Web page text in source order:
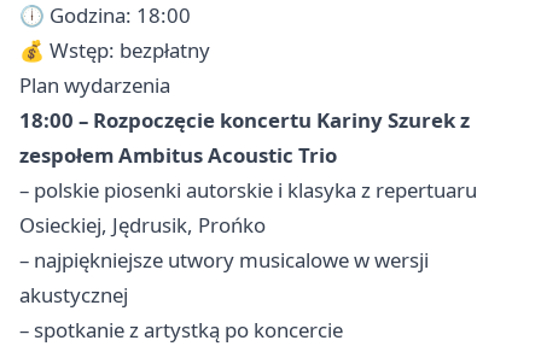
🕕 Godzina: 18:00
💰 Wstęp: bezpłatny
Plan wydarzenia
18:00 – Rozpoczęcie koncertu Kariny Szurek z
zespołem Ambitus Acoustic Trio
– polskie piosenki autorskie i klasyka z repertuaru
Osieckiej, Jędrusik, Prońko
– najpiękniejsze utwory musicalowe w wersji
akustycznej
– spotkanie z artystką po koncercie